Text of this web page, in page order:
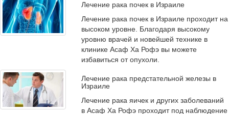
Лечение рака почек в Израиле
Лечение рака почек в Израиле проходит на
высоком уровне. Благодаря высокому
уровню врачей и новейшей технике в
клинике Асаф Ха Рофэ вы можете
избавиться от опухоли.
Лечение рака предстательной железы в
Израиле
Лечение рака яичек и других заболеваний
в Асаф Ха Рофэ проходит под наблюдение